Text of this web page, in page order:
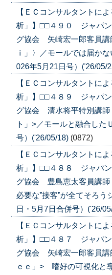
【ＥＣコンサルタントに
析」】□□４９０ ジャパン
グ協会 矢崎宏一郎客員講
ｉ」〉／モールでは届か
026年5月21日号）('26/05/
【ＥＣコンサルタントに
析」】□□４８９ ジャパン
グ協会 清水将平特別講
ト」>／モールと融合した
号）('26/05/18) (0872)
【ＥＣコンサルタントに
析」】□□４８８ ジャパン
グ協会 豊島恵太客員講
必要な”接客”が全てそろ
日・5月7日合併号）('26/
【ＥＣコンサルタントに
析」】□□４８７ ジャパン
グ協会 矢崎宏一郎客員
ｅｅ」> 嗜好の可視化と